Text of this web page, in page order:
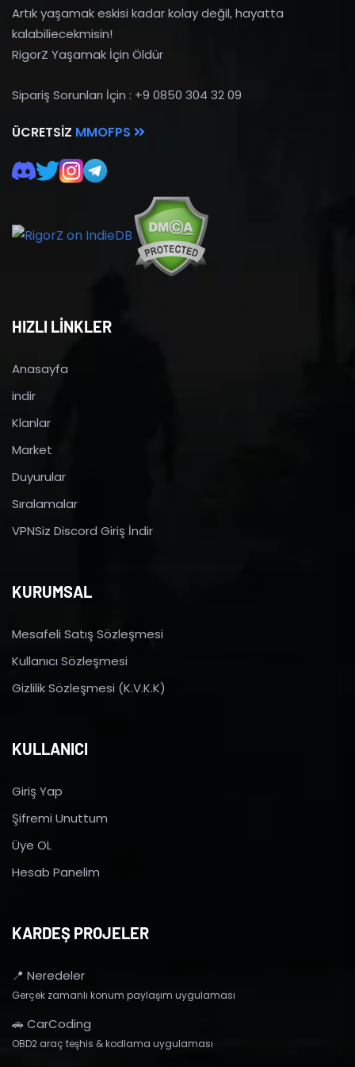
Artık yaşamak eskisi kadar kolay değil, hayatta
kalabiliecekmisin!
RigorZ Yaşamak İçin Öldür
Sipariş Sorunları İçin : +9 0850 304 32 09
ÜCRETSIZ MMOFPS
HIZLI LİNKLER
Anasayfa
indir
Klanlar
Market
Duyurular
Sıralamalar
VPNSiz Discord Giriş İndir
KURUMSAL
Mesafeli Satış Sözleşmesi
Kullanıcı Sözleşmesi
Gizlilik Sözleşmesi (K.V.K.K)
KULLANICI
Giriş Yap
Şifremi Unuttum
Üye OL
Hesab Panelim
KARDEŞ PROJELER
📍 Neredeler
Gerçek zamanlı konum paylaşım uygulaması
🚗 CarCoding
OBD2 araç teşhis & kodlama uygulaması